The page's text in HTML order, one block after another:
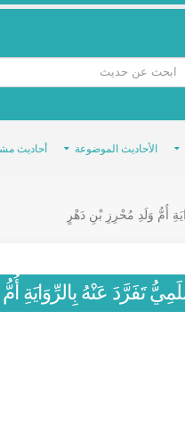
الأحاديث الموضوعة أحاديث
أُمُّ وَلَدِ مُحْرِزِ بْنِ دَهْرٍ
تَفَرَّدَ عَنْهُ بِالرِّوَايَةِ